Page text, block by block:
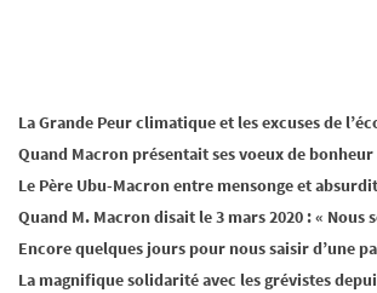
La Grande Peur climatique et les excuses de
Quand Macron présentait ses voeux de bonheur
Le Père Ubu-Macron entre mensonge et
Quand M. Macron disait le 3 mars 2020 : « Nous
Encore quelques jours pour nous saisir d’une
La magnifique solidarité avec les grévistes